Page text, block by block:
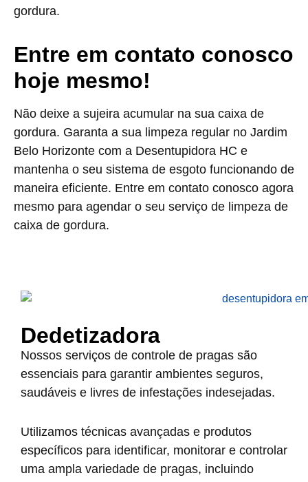
gordura.
Entre em contato conosco
hoje mesmo!
Não deixe a sujeira acumular na sua caixa de
gordura. Garanta a sua limpeza regular no Jardim
Belo Horizonte com a Desentupidora HC e
mantenha o seu sistema de esgoto funcionando de
maneira eficiente. Entre em contato conosco agora
mesmo para agendar o seu serviço de limpeza de
caixa de gordura.
Dedetizadora
Nossos serviços de controle de pragas são
essenciais para garantir ambientes seguros,
saudáveis e livres de infestações indesejadas.
Utilizamos técnicas avançadas e produtos
específicos para identificar, monitorar e controlar
uma ampla variedade de pragas, incluindo